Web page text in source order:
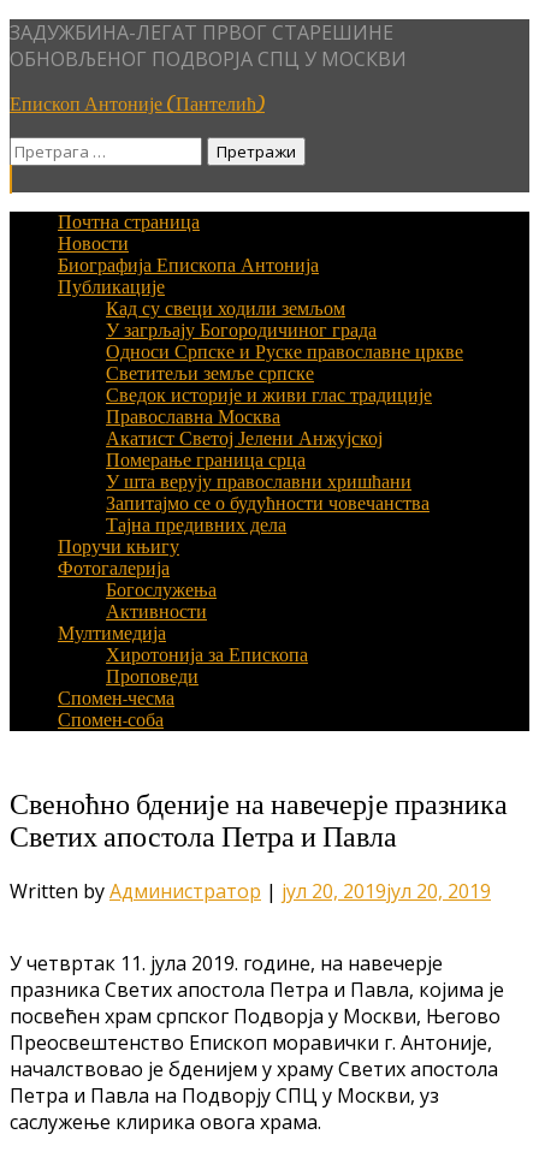
Skip
to
ЗАДУЖБИНА-ЛЕГАТ ПРВОГ СТАРЕШИНЕ
ОБНОВЉЕНОГ ПОДВОРЈА СПЦ У МОСКВИ
Епископ Антоније (Пантелић)
Претрага
Почтна страница
Новости
Биографија Епископа Антонија
Публикације
Кад су свеци ходили земљом
У загрљају Богородичиног града
Односи Српске и Руске православне цркве
Светитељи земље српске
Сведок историје и живи глас традиције
Православна Москва
Акатист Светој Јелени Анжујској
Померање граница срца
У шта верују православни хришћани
Запитајмо се о будућности човечанства
Тајна предивних дела
Поручи књигу
Фотогалерија
Богослужења
Активности
Мултимедија
Хиротонија за Епископа
Проповеди
Спомен-чесма
Спомен-соба
Свеноћно бденије на навечерје празника
Светих апостола Петра и Павла
Written byАдминистратор | јул 20, 2019јул 20, 2019
У четвртак 11. јула 2019. године, на навечерје
празника Светих апостола Петра и Павла, којима је
посвећен храм српског Подворја у Москви, Његово
Преосвештенство Епископ моравички г. Антоније,
началствовао је бденијем у храму Светих апостола
Петра и Павла на Подворју СПЦ у Москви, уз
саслужење клирика овога храма.